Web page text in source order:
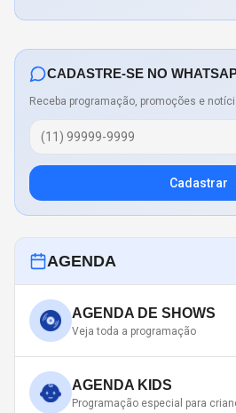
CADASTRE-SE NO
Receba programação, promoções e
Cadastrar
AGENDA
AGENDA DE SHOWS
Veja toda a programação
AGENDA KIDS
Programação especial para